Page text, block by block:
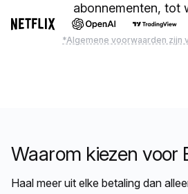
abonnementen, tot
*Algemene voorwaarden zijn
Waarom kiezen voor
Haal meer uit elke betaling dan